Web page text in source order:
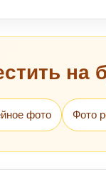
на
фото Фото